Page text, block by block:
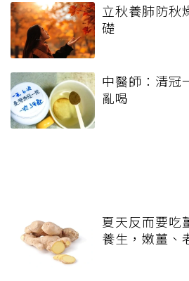
立秋養肺防秋
礎
中醫師：清冠
亂喝
夏天反而要吃
養生，嫩薑、